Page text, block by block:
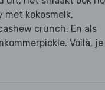
kokosmelk,
crunch. En als
Voilà, je